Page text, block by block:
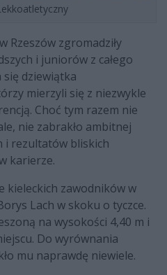
Rzeszów zgromadziły
i juniorów z całego
się dziewiątka
mierzyli się z niezwykle
Choć tym razem nie
nie zabrakło ambitnej
i rezultatów bliskich
karierze.
kieleckich zawodników w
Lach w skoku o tyczce.
na wysokości 4,40 m i
Do wyrównania
mu naprawdę niewiele.